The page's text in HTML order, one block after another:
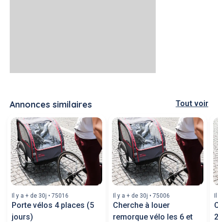
Annonces similaires Tout voir
Il y a + de 30j • 75016
Porte vélos 4 places (5
jours)
Il y a + de 30j • 75006
Cherche à louer
remorque vélo les 6 et
Il